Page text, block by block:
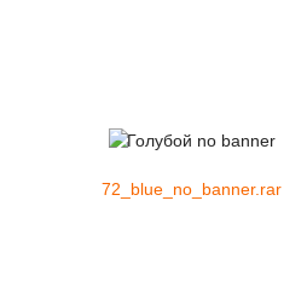
72_blue_no_banner.rar